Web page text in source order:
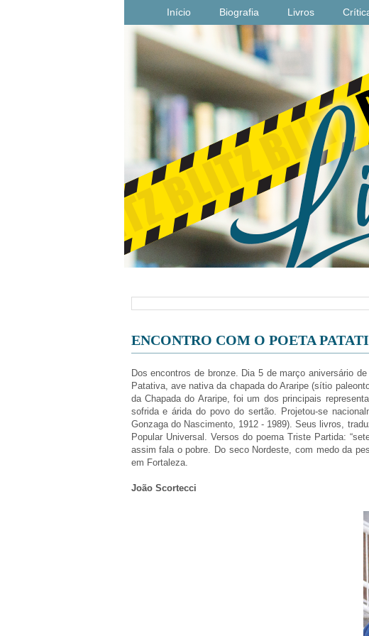
Início Biografia Livros
ENCONTRO COM O POETA
Dos encontros de bronze. Dia 5 de março aniversário
Patativa, ave nativa da chapada do Araripe (sítio
da Chapada do Araripe, foi um dos principais
sofrida e árida do povo do sertão. Projetou-se
Gonzaga do Nascimento, 1912 - 1989). Seus livros,
Popular Universal. Versos do poema Triste Partida:
assim fala o pobre. Do seco Nordeste, com medo da
em Fortaleza.
João Scortecci